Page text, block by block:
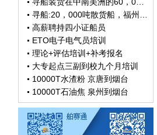
高薪聘持四小证船员
ETO电子电气员培训
理论+评估培训+补考报名
大专起点三副到校九个月培训
10000T水渣粉 京唐到烟台
10000T石油焦 泉州到烟台
5000T 水泥管桩 珠海到洋浦
5000T石子 漳州--上海 马上装货
寻船：厦门-宁波 装钢材 3500T左右 有实船联系
20000T石子 漳州到大丰